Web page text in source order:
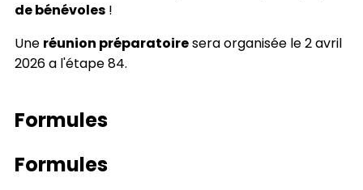
de bénévoles !
Une réunion préparatoiresera organisée le 2 avril
2026 a l'étape 84.
Formules
Formules